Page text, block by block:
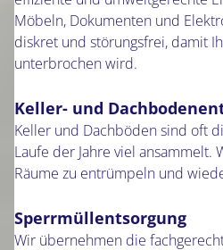
Möbeln, Dokumenten und
diskret und störungsfrei, damit
unterbrochen wird.
Keller- und
Keller und Dachböden sind oft
Laufe der Jahre viel ansammelt.
Räume zu entrümpeln und
Sperrmüllentsorgung
Wir übernehmen die